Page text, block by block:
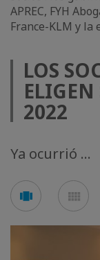
APREC, FYH
France-KLM y la
LOS
2022
Ya ocurrió ...
carousel